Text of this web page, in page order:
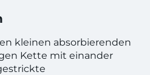
kleinen absorbierenden
Kette mit einander